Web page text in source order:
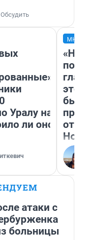
Обсудить
Уралу на
ли оно
этого
бьет
атаки с
больницы